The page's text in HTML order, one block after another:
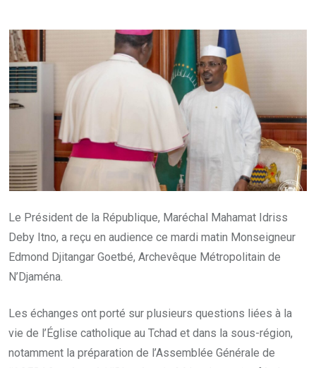
Le Président de la République, Maréchal Mahamat Idriss
Deby Itno, a reçu en audience ce mardi matin Monseigneur
Edmond Djitangar Goetbé, Archevêque Métropolitain de
N’Djaména.
Les échanges ont porté sur plusieurs questions liées à la
vie de l’Église catholique au Tchad et dans la sous-région,
notamment la préparation de l’Assemblée Générale de